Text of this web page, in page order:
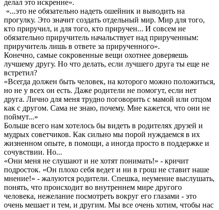
делал это искренне».
«...это не обязательно надеть ошейник и выводить на
прогулку. Это значит создать отдельный мир. Мир для того,
кто приручил, и для того, кто приручен... И совсем не
обязательно приручитель начальствует над прирученным:
приручитель лишь в ответе за прирученного».
Конечно, самые сокровенные вещи охотнее доверяешь
лучшему другу. Но что делать, если лучшего друга ты еще не
встретил?
«Всегда должен быть человек, на которого можно положиться,
но не у всех он есть. Даже родители не помогут, если нет
друга. Лично для меня трудно поговорить с мамой или отцом
как с другом. Сама не знаю, почему. Мне кажется, что они не
поймут...»
Больше всего нам хотелось бы видеть в родителях друзей и
мудрых советчиков. Как сильно мы порой нуждаемся в их
жизненном опыте, в помощи, а иногда просто в поддержке и
сочувствии. Но...
«Они меня не слушают и не хотят понимать!» - кричит
подросток. «Он плохо себя ведет и ни в грош не ставит наше
мнение!» - жалуются родители. Спешка, неумение выслушать,
понять, что происходит во внутреннем мире другого
человека, нежелание посмотреть вокруг его глазами - это
очень мешает и тем, и другим. Мы все очень хотим, чтобы нас